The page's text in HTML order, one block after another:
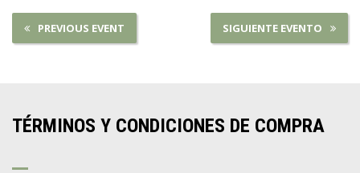
PREVIOUS EVENT SIGUIENTE EVENTO
TÉRMINOS Y CONDICIONES DE COMPRA